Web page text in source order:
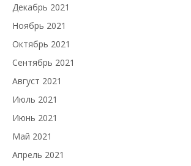
Декабрь 2021
Ноябрь 2021
Октябрь 2021
Сентябрь 2021
Август 2021
Июль 2021
Июнь 2021
Май 2021
Апрель 2021